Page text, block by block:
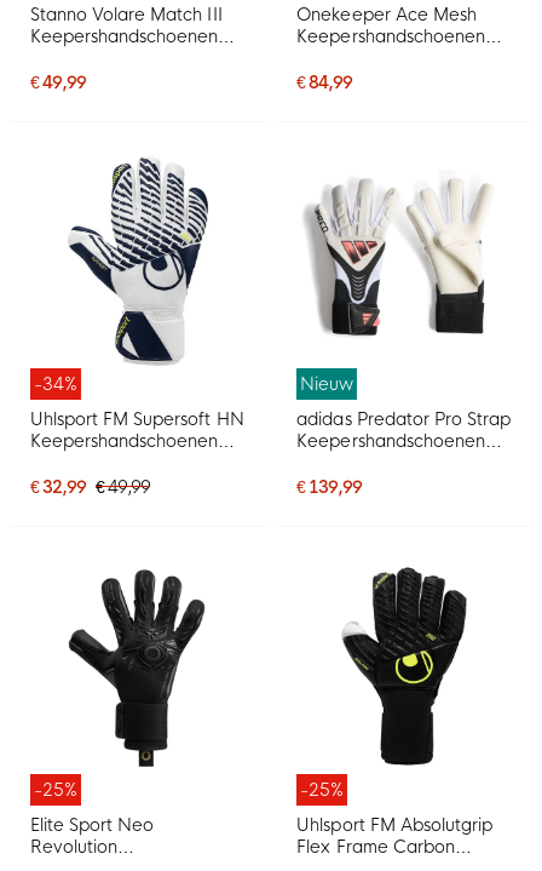
Stanno Volare Match III
Keepershandschoenen
€ 49,99
Onekeeper Ace Mesh
Keepershandschoenen
€ 84,99
-34%
Uhlsport FM Supersoft HN
Keepershandschoenen
Neongeel
€ 32,99 € 49,99
Nieuw
adidas Predator Pro Strap
Keepershandschoenen
€ 139,99
-25%
Elite Sport Neo
Revolution
-25%
Uhlsport FM Absolutgrip
Flex Frame Carbon